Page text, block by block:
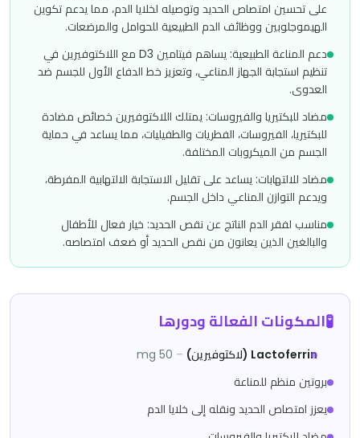
على تحسين امتصاص الحديد وتوصيله لخلايا الدم، مما يدعم تكوين
الهيموجلوبين ووظائف الدم الطبيعية للحوامل والمرضعات.
دعم المناعة الطبيعية: يساهم فيتامين D3 مع اللاكتوفيرين في
تنظيم استجابة الجهاز المناعي، وتعزيز خط الدفاع الأول للجسم ضد
العدوى.
مضاد للبكتيريا والفيروسات: يمتلك اللاكتوفيرين خصائص مضادة
للبكتيريا، الفيروسات، الفطريات والطفيليات، مما يساعد في حماية
الجسم من الميكروبات المختلفة.
مضاد للالتهابات: يساعد على تقليل الاستجابة الالتهابية المفرطة،
ويدعم التوازن المناعي داخل الجسم.
مناسب لفقر الدم الناتج عن نقص الحديد: خيار فعال للأطفال
والبالغين الذين يعانون من نقص الحديد أو ضعف امتصاصه.
🧪المكونات الفعالة ودورها
Lactoferrin (لاكتوفيرين) –
50 mg
بروتين منظم للمناعة
يعزز امتصاص الحديد ونقله إلى خلايا الدم